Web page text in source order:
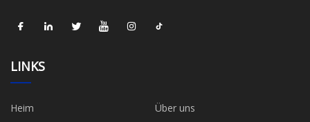
LINKS
Heim
Über uns